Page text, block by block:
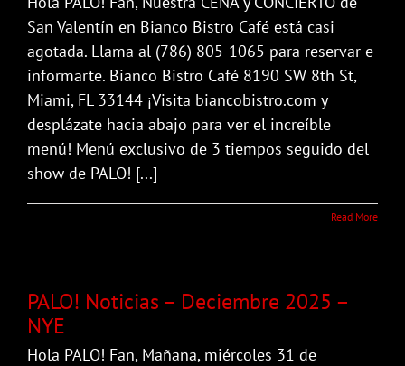
San Valentín en Bianco Bistro Café está casi
agotada. Llama al (786) 805-1065 para reservar e
informarte. Bianco Bistro Café 8190 SW 8th St,
Miami, FL 33144 ¡Visita biancobistro.com y
desplázate hacia abajo para ver el increíble
menú! Menú exclusivo de 3 tiempos seguido del
show de PALO! [...]
Read More
PALO! Noticias – Deciembre 2025 –
NYE
Hola PALO! Fan, Mañana, miércoles 31 de